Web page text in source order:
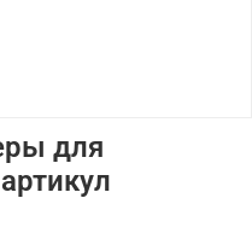
для